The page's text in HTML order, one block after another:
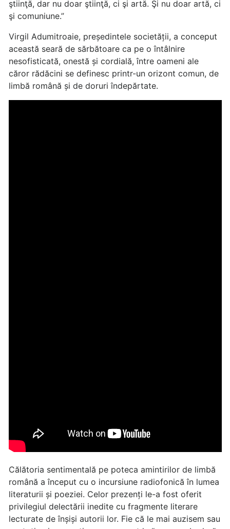
ştiinţă, dar nu doar ştiinţă, ci şi artă. Şi nu doar artă, ci
şi comuniune.”
Virgil Adumitroaie, președintele societății, a conceput
această seară de sărbătoare ca pe o întâlnire
nesofisticată, onestă și cordială, între oameni ale
căror rădăcini se definesc printr-un orizont comun, de
limbă română și de doruri îndepărtate.
Călătoria sentimentală pe poteca amintirilor de limbă
română a început cu o incursiune radiofonică în lumea
literaturii și poeziei. Celor prezenți le-a fost oferit
privilegiul delectării inedite cu fragmente literare
lecturate de înșiși autorii lor. Fie că le mai auzisem sau